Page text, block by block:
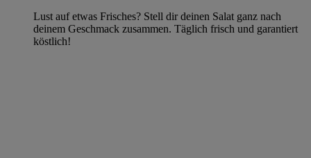
Lust auf etwas Frisches? Stell dir deinen Salat ganz nach
deinem Geschmack zusammen. Täglich frisch und garantiert
köstlich!